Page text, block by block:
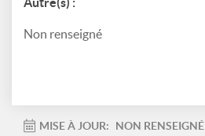
Non renseigné
MISE À JOUR:
NON RENSEIGNÉ